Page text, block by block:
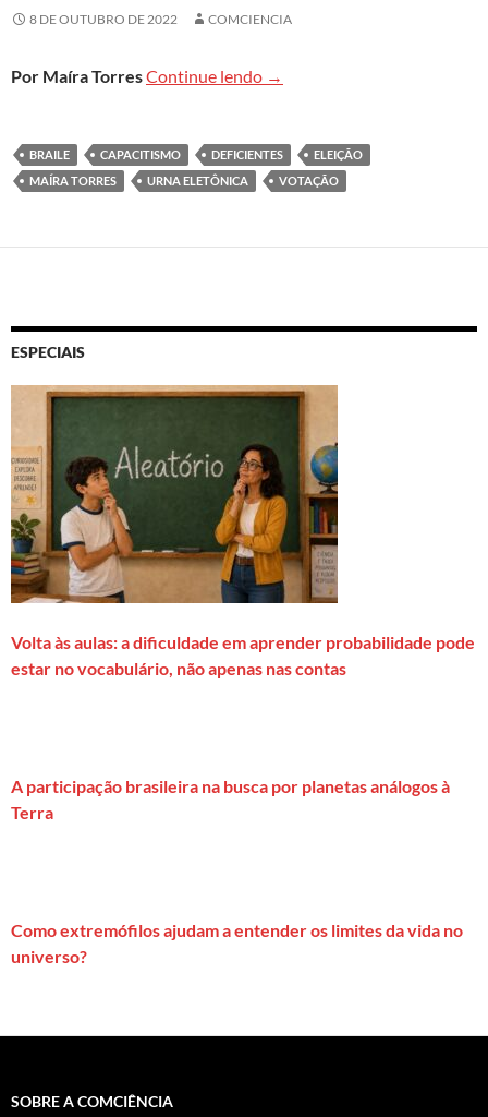
8 DE OUTUBRO DE 2022 COMCIENCIA
Por Maíra TorresContinue lendo Participação política das
→
BRAILE CAPACITISMO DEFICIENTES
ELEIÇÃO
MAÍRA TORRES
URNA ELETÔNICA VOTAÇÃO
ESPECIAIS
Volta às aulas: a dificuldade em aprender probabilidade pode
estar no vocabulário, não apenas nas contas
A participação brasileira na busca por planetas análogos à
Terra
Como extremófilos ajudam a entender os limites da vida no
universo?
SOBRE A COMCIÊNCIA